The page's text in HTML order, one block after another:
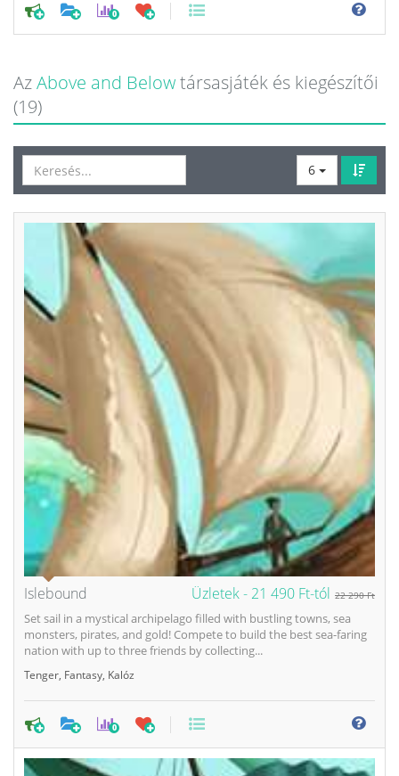
0
AzAbove and Belowtársasjáték és kiegészítői
(19)
6
Üzletek - 21 490 Ft-tól 22 290 Ft
Islebound
Set sail in a mystical archipelago filled with bustling towns, sea
monsters, pirates, and gold! Compete to build the best sea-faring
nation with up to three friends by collecting...
Tenger Fantasy Kalóz
0